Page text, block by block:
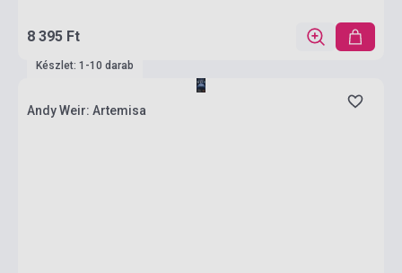
8 395 Ft
Készlet: 1-10 darab
Andy Weir: Artemisa